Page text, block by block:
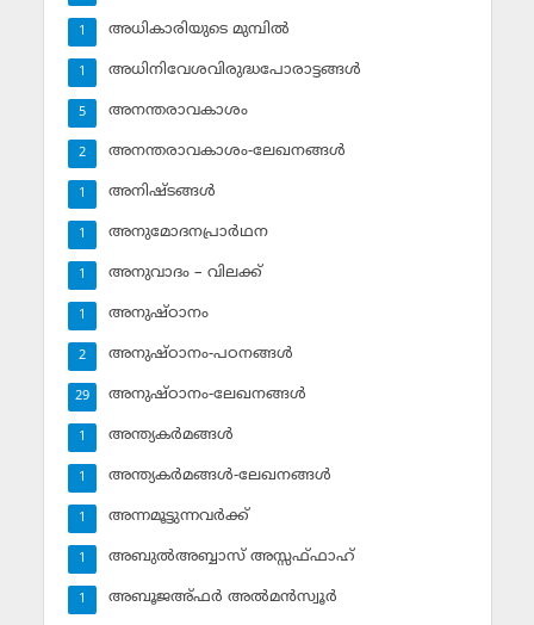
അധികാരിയുടെ മുമ്പില്‍
1
അധിനിവേശവിരുദ്ധപോരാട്ടങ്ങള്‍
1
അനന്തരാവകാശം
5
അനന്തരാവകാശം-ലേഖനങ്ങള്‍
2
അനിഷ്ടങ്ങള്‍
1
അനുമോദനപ്രാര്‍ഥന
1
അനുവാദം – വിലക്ക്‌
1
അനുഷ്ഠാനം
1
അനുഷ്ഠാനം-പഠനങ്ങള്‍
2
അനുഷ്ഠാനം-ലേഖനങ്ങള്‍
29
അന്ത്യകര്‍മങ്ങള്‍
1
അന്ത്യകര്‍മങ്ങള്‍-ലേഖനങ്ങള്‍
1
അന്നമൂട്ടുന്നവര്‍ക്ക്
1
അബുല്‍അബ്ബാസ് അസ്സഫ്ഫാഹ്‌
1
അബൂജഅ്ഫര്‍ അല്‍മന്‍സ്വൂര്‍
1